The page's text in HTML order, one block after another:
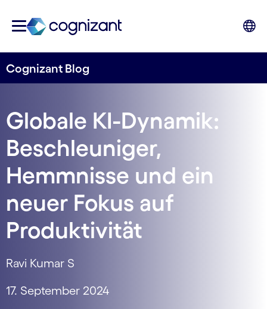
Cognizant Blog
Globale KI-Dynamik:
Beschleuniger,
Hemmnisse und ein
neuer Fokus auf
Produktivität
Ravi Kumar S
17. September 2024